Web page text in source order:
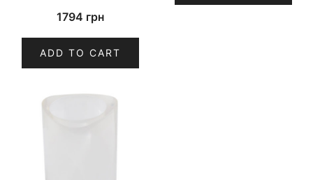
1794 грн
ADD TO CART